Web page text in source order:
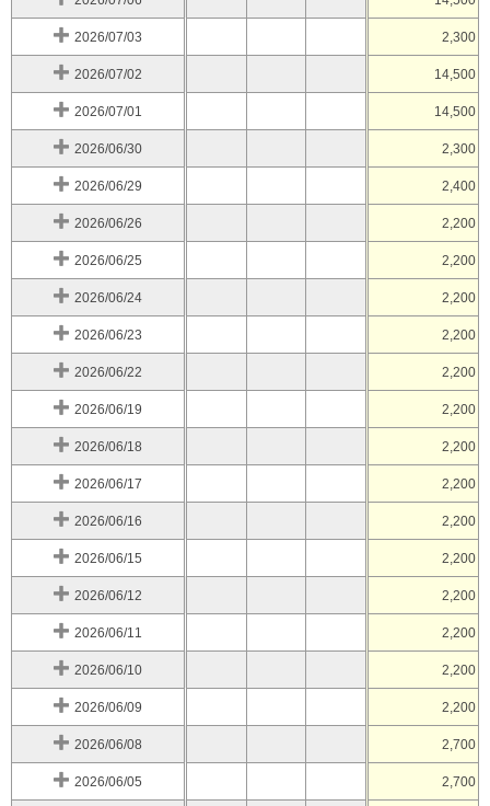
2026/07/03 2,300
2026/07/02 14,500
2026/07/01 14,500
2026/06/30 2,300
2026/06/29 2,400
2026/06/26 2,200
2026/06/25 2,200
2026/06/24 2,200
2026/06/23 2,200
2026/06/22 2,200
2026/06/19 2,200
2026/06/18 2,200
2026/06/17 2,200
2026/06/16 2,200
2026/06/15 2,200
2026/06/12 2,200
2026/06/11 2,200
2026/06/10 2,200
2026/06/09 2,200
2026/06/08 2,700
2026/06/05 2,700